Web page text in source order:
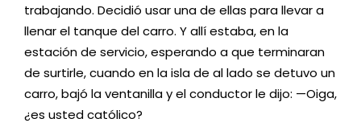
trabajando. Decidió usar una de ellas para llevar a
llenar el tanque del carro. Y allí estaba, en la
estación de servicio, esperando a que terminaran
de surtirle, cuando en la isla de al lado se detuvo un
carro, bajó la ventanilla y el conductor le dijo: —Oiga,
¿es usted católico?